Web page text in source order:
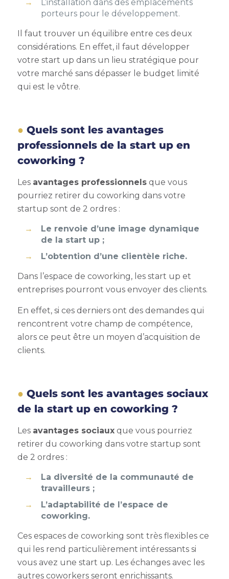
L’installation dans des emplacements
porteurs pour le développement.
Il faut trouver un équilibre entre ces deux
considérations. En effet, il faut développer
votre start up dans un lieu stratégique pour
votre marché sans dépasser le budget limité
qui est le vôtre.
Quels sont les avantages
professionnels de la start up en
coworking ?
Les avantages professionnelsque vous
pourriez retirer du coworking dans votre
startup sont de 2 ordres :
Le renvoie d’une image dynamique
de la start up ;
L’obtention d’une clientèle riche.
Dans l’espace de coworking, les start up et
entreprises pourront vous envoyer des clients.
En effet, si ces derniers ont des demandes qui
rencontrent votre champ de compétence,
alors ce peut être un moyen d’acquisition de
clients.
Quels sont les avantages sociaux
de la start up en coworking ?
Les avantages sociauxque vous pourriez
retirer du coworking dans votre startup sont
de 2 ordres :
La diversité de la communauté de
travailleurs ;
L’adaptabilité de l’espace de
coworking.
Ces espaces de coworking sont très flexibles ce
qui les rend particulièrement intéressants si
vous avez une start up. Les échanges avec les
autres coworkers seront enrichissants.